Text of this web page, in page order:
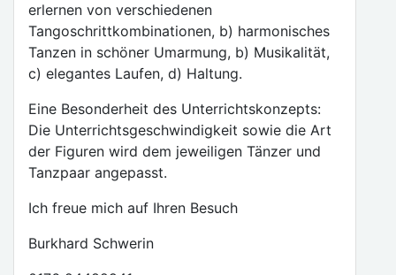
erlernen von verschiedenen
Tangoschrittkombinationen, b) harmonisches
Tanzen in schöner Umarmung, b) Musikalität,
c) elegantes Laufen, d) Haltung.
Eine Besonderheit des Unterrichtskonzepts:
Die Unterrichtsgeschwindigkeit sowie die Art
der Figuren wird dem jeweiligen Tänzer und
Tanzpaar angepasst.
Ich freue mich auf Ihren Besuch
Burkhard Schwerin